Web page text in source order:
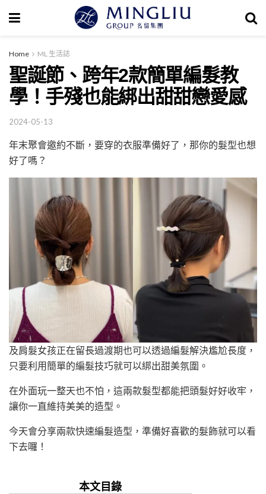
Home ML 生活誌
聖誕節、跨年2款簡單編髮教
學！手殘也能綁出甜甜戀愛感
2024-05-13
年末聚會邀約不斷，要穿的衣服準備好了，那你的髮型也想
好了嗎？
及肩髮女孩正在留長過渡期也可以透過編髮解決尷尬長度，
只要利用簡單的編髮技巧就可以綁出甜美氛圍。
在外面玩一整天也不怕，這兩款髮型都能把頭髮好好收牢，
讓你一直維持美美的造型。
今天會分享兩款快速編髮造型，準備好喜歡的髮飾就可以看
下去囉！
本文目錄